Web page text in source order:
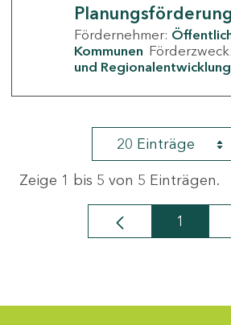
Fördernehmer:
Kommunen Förderzweck:
und Regionalentwicklung
20 Einträge
Zeige 1 bis 5 von 5 Einträgen.
Seite
1